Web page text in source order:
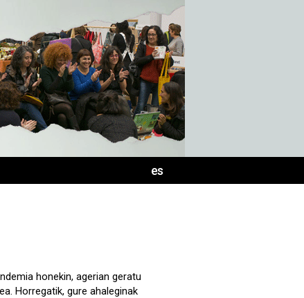
es
honekin, agerian geratu
Horregatik, gure ahaleginak